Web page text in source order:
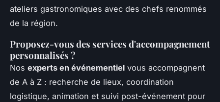
ateliers gastronomiques avec des chefs renommés
de la région.
Proposez-vous des services d'accompagnement
personnalisés ?
Nos experts en événementiel vous accompagnent
de A à Z : recherche de lieux, coordination
logistique, animation et suivi post-événement pour